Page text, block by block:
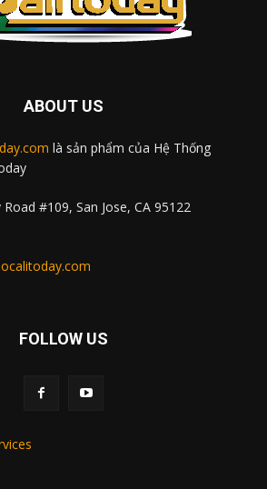
ABOUT US
là sản phẩm của Hệ Thống
#109, San Jose, CA 95122
FOLLOW US